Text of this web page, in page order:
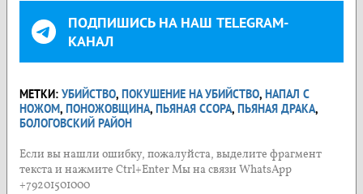
ПОДПИШИСЬ НА НАШ TELEGRAM-
КАНАЛ
МЕТКИ: УБИЙСТВО, ПОКУШЕНИЕ НА УБИЙСТВО, НАПАЛ С
НОЖОМ, ПОНОЖОВЩИНА, ПЬЯНАЯ ССОРА, ПЬЯНАЯ ДРАКА,
БОЛОГОВСКИЙ РАЙОН
Если вы нашли ошибку, пожалуйста, выделите фрагмент
текста и нажмите Ctrl+Enter Мы на связи WhatsApp
+79201501000